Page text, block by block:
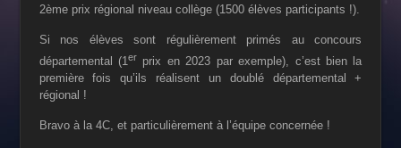
2ème prix régional niveau collège (1500 élèves participants !).
Si nos élèves sont régulièrement primés au concours
départemental (1 er prix en 2023 par exemple), c’est bien la
première fois qu’ils réalisent un doublé départemental +
régional !
Bravo à la 4C, et particulièrement à l’équipe concernée !